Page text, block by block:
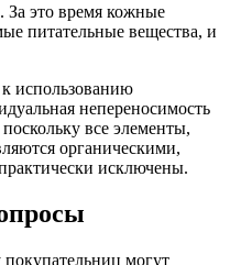
За это время кожные
питательные вещества, и
использованию
непереносимость
все элементы,
органическими,
исключены.
могут